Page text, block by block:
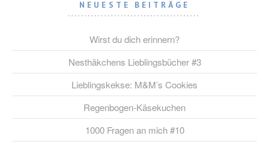
NEUESTE BEITRÄGE
Wirst du dich erinnern?
Nesthäkchens Lieblingsbücher #3
Lieblingskekse: M&M’s Cookies
Regenbogen-Käsekuchen
1000 Fragen an mich #10